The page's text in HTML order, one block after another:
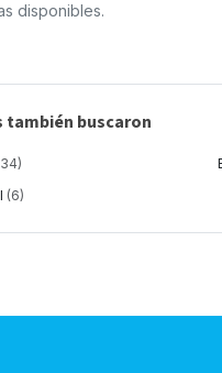
disponibles.
buscaron
(6)